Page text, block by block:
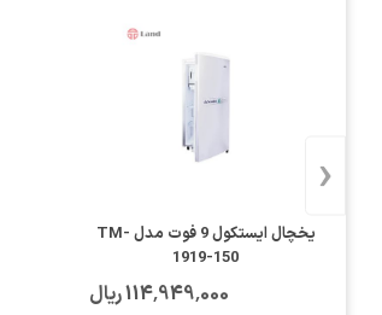
یخچال ایستکول 9 فوت مدل TM-
1919-150
114٬949٬000 ریال
‹